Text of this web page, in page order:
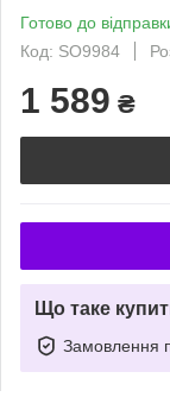
Готово до
Код: SO9984
1 589 ₴
Що таке
Замовлення